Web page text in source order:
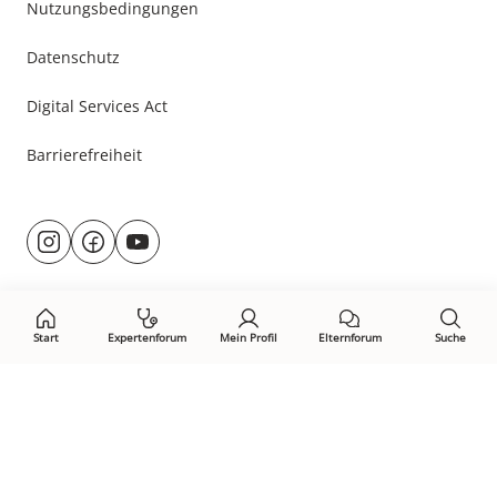
Start Expertenforum Mein Profil Elternforum Suche
Nutzungsbedingungen
Datenschutz
Digital Services Act
Barrierefreiheit
Besuche
uns@rund.ums.baby
facebook.com/rundumsbaby.de
youtube.com/@rundumsbaby_